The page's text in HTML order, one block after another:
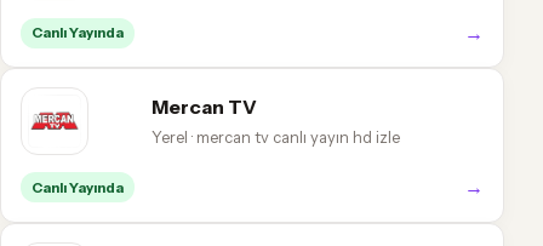
Canlı Yayında →
Mercan TV
Yerel · mercan tv canlı yayın hd izle
Canlı Yayında →